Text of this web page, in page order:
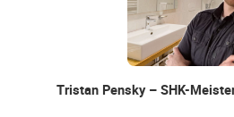
Tristan Pensky – SHK-